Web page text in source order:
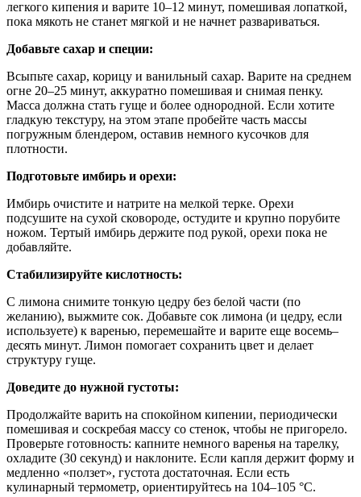
легкого кипения и варите 10–12 минут, помешивая лопаткой,
пока мякоть не станет мягкой и не начнет развариваться.
Добавьте сахар и специи:
Всыпьте сахар, корицу и ванильный сахар. Варите на среднем
огне 20–25 минут, аккуратно помешивая и снимая пенку.
Масса должна стать гуще и более однородной. Если хотите
гладкую текстуру, на этом этапе пробейте часть массы
погружным блендером, оставив немного кусочков для
плотности.
Подготовьте имбирь и орехи:
Имбирь очистите и натрите на мелкой терке. Орехи
подсушите на сухой сковороде, остудите и крупно порубите
ножом. Тертый имбирь держите под рукой, орехи пока не
добавляйте.
Стабилизируйте кислотность:
С лимона снимите тонкую цедру без белой части (по
желанию), выжмите сок. Добавьте сок лимона (и цедру, если
используете) к варенью, перемешайте и варите еще восемь–
десять минут. Лимон помогает сохранить цвет и делает
структуру гуще.
Доведите до нужной густоты:
Продолжайте варить на спокойном кипении, периодически
помешивая и соскребая массу со стенок, чтобы не пригорело.
Проверьте готовность: капните немного варенья на тарелку,
охладите (30 секунд) и наклоните. Если капля держит форму и
медленно «ползет», густота достаточная. Если есть
кулинарный термометр, ориентируйтесь на 104–105 °C.